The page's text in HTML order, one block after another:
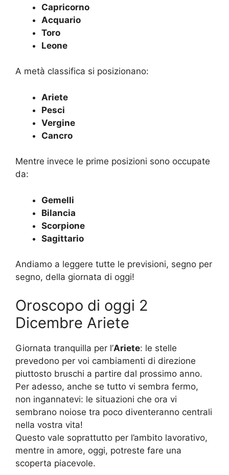
Capricorno
Acquario
Toro
Leone
A metà classifica si posizionano:
Ariete
Pesci
Vergine
Cancro
Mentre invece le prime posizioni sono occupate
da:
Gemelli
Bilancia
Scorpione
Sagittario
Andiamo a leggere tutte le previsioni, segno per
segno, della giornata di oggi!
Oroscopo di oggi 2
Dicembre Ariete
Giornata tranquilla per l’Ariete: le stelle
prevedono per voi cambiamenti di direzione
piuttosto bruschi a partire dal prossimo anno.
Per adesso, anche se tutto vi sembra fermo,
non ingannatevi: le situazioni che ora vi
sembrano noiose tra poco diventeranno centrali
nella vostra vita!
Questo vale soprattutto per l’ambito lavorativo,
mentre in amore, oggi, potreste fare una
scoperta piacevole.